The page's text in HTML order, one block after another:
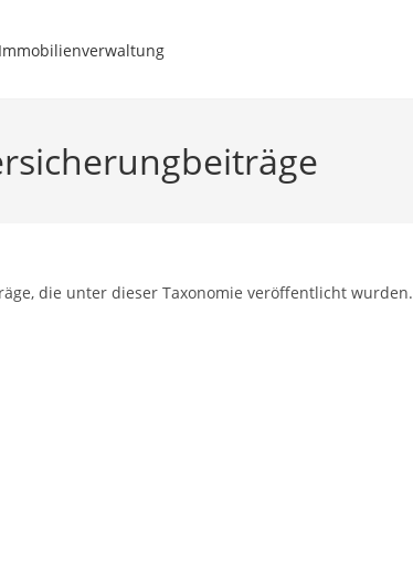
die unter dieser Taxonomie veröffentlicht wurden.